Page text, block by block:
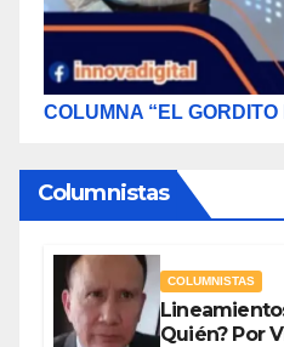
COLUMNA “EL GORDITO
Columnistas
COLUMNISTAS
Quién? Por